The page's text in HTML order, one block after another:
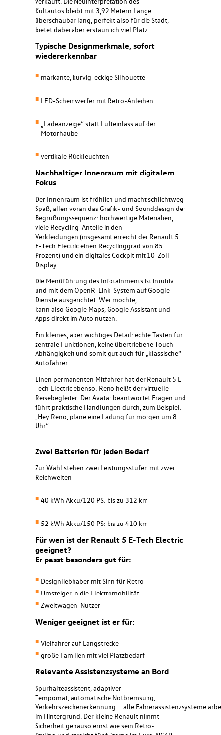
Kultautos bleibt mit 3,92 Metern Länge
überschaubar lang, perfekt also für die Stadt,
bietet dabei aber erstaunlich viel Platz.
Typische Designmerkmale, sofort
wiedererkennbar
markante, kurvig-eckige Silhouette
LED-Scheinwerfer mit Retro-Anleihen
„Ladeanzeige“ statt Lufteinlass auf der
Motorhaube
vertikale Rückleuchten
Nachhaltiger Innenraum mit digitalem
Fokus
Der Innenraum ist fröhlich und macht schlichtweg
Spaß, allen voran das Grafik- und Sounddesign der
Begrüßungssequenz: hochwertige Materialien,
viele Recycling-Anteile in den
Verkleidungen (insgesamt erreicht der Renault 5
E-Tech Electric einen Recyclinggrad von 85
Prozent) und ein digitales Cockpit mit 10-Zoll-
Display.
Die Menüführung des Infotainments ist intuitiv
und mit dem OpenR-Link-System auf Google-
Dienste ausgerichtet. Wer möchte,
kann also Google Maps, Google Assistant und
Apps direkt im Auto nutzen.
Ein kleines, aber wichtiges Detail: echte Tasten für
zentrale Funktionen, keine übertriebene Touch-
Abhängigkeit und somit gut auch für „klassische“
Autofahrer.
Einen permanenten Mitfahrer hat der Renault 5 E-
Tech Electric ebenso: Reno heißt der virtuelle
Reisebegleiter. Der Avatar beantwortet Fragen und
führt praktische Handlungen durch, zum Beispiel:
„Hey Reno, plane eine Ladung für morgen um 8
Uhr“
Zwei Batterien für jeden Bedarf
Zur Wahl stehen zwei Leistungsstufen mit zwei
Reichweiten
40 kWh Akku/120 PS: bis zu 312 km
52 kWh Akku/150 PS: bis zu 410 km
Für wen ist der Renault 5 E-Tech Electric
geeignet?
Er passt besonders gut für:
Designliebhaber mit Sinn für Retro
Umsteiger in die Elektromobilität
Zweitwagen-Nutzer
Weniger geeignet ist er für:
Vielfahrer auf Langstrecke
große Familien mit viel Platzbedarf
Relevante Assistenzsysteme an Bord
Spurhalteassistent, adaptiver
Tempomat,automatische Notbremsung,
Verkehrszeichenerkennung …alle Fahrerassistenzsysteme
im Hintergrund. Der kleine Renault nimmt
Sicherheit genauso ernst wie sein Retro-